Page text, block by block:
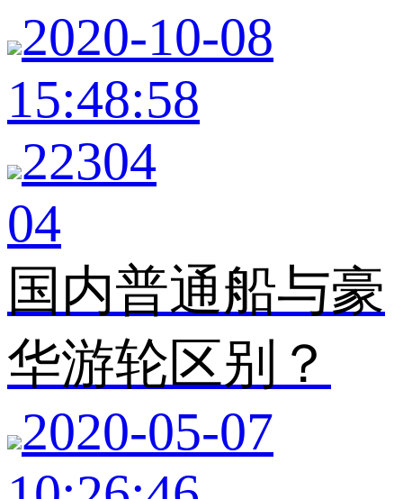
2020-10-08
15:48:58
22304
04
国内普通船与豪
华游轮区别？
2020-05-07